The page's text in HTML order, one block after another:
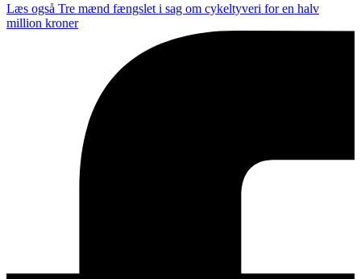
Læs også Tre mænd fængslet i sag om cykeltyveri for en halv
million kroner